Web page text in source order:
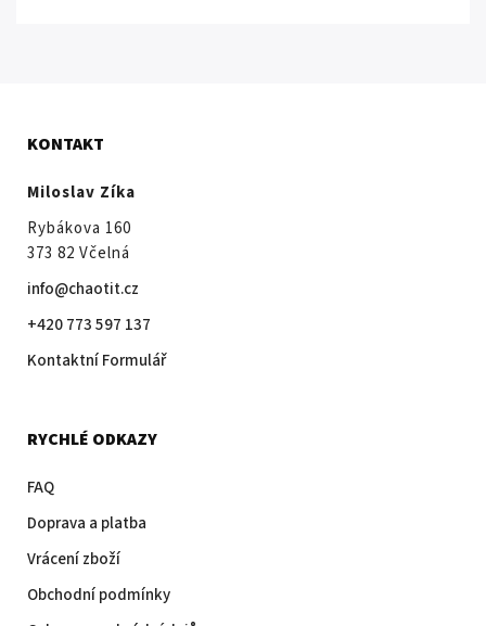
KONTAKT
Miloslav Zíka
Rybákova 160
373 82 Včelná
info@chaotit.cz
+420 773 597 137
Kontaktní Formulář
RYCHLÉ ODKAZY
FAQ
Doprava a platba
Vrácení zboží
Obchodní podmínky